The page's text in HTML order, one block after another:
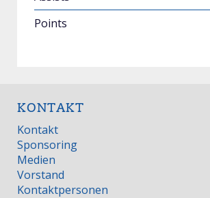
KONTAKT
Kontakt
Sponsoring
Medien
Vorstand
Kontaktpersonen